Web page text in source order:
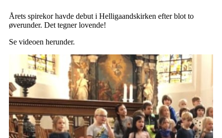
Årets spirekor havde debut i Helligaandskirken efter blot to
øverunder. Det tegner lovende!
Se videoen herunder.